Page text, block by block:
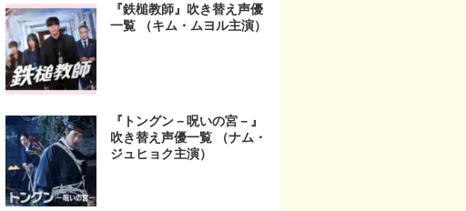
『鉄槌教師』吹き替え声優
一覧 （キム・ムヨル主演）
『トングン－呪いの宮－』
吹き替え声優一覧 （ナム・
ジュヒョク主演）